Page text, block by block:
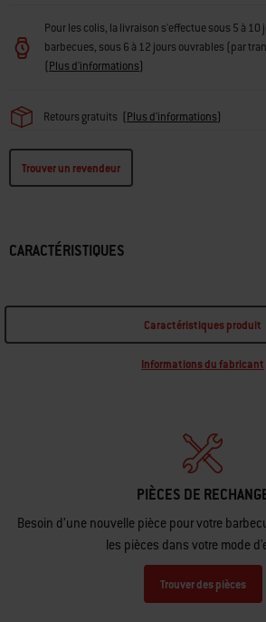
Pour les colis, la livraison s'effectue sous 5 à 10
barbecues, sous 6 à 12 jours ouvrables (par
(Plus d'informations)
Retours gratuits (Plus d'informations)
Trouver un revendeur
CARACTÉRISTIQUES
Caractéristiques produit
Informations du fabricant
PIÈCES DE
Besoin d’une nouvelle pièce pour votre
les pièces dans votre mode
Trouver des pièces